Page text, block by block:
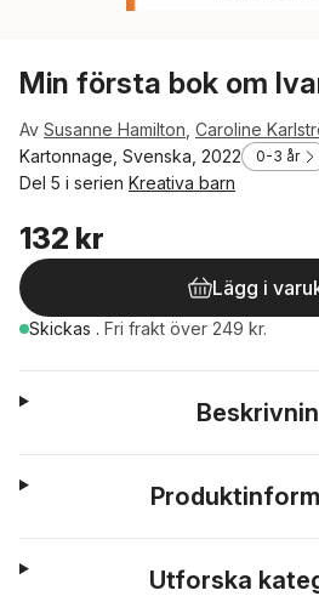
Min första bok om
Av Susanne Hamilton Caroline
Kartonnage, Svenska, 2022
0-3 år
Del 5 i serien Kreativa barn
132 kr
Lägg i
Skickas . Fri frakt över 249 kr.
Utforska